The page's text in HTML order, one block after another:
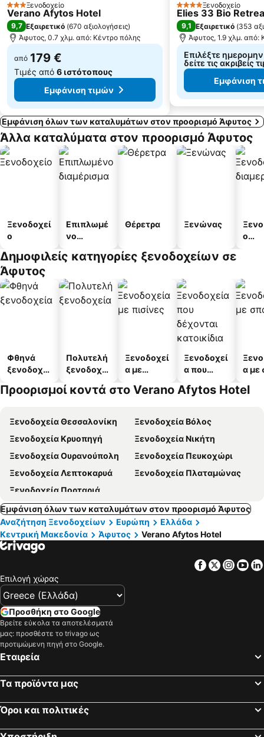
Πλατανίτσι
3 ΑστέριαΞενοδοχείο
Verano Afytos Hotel
9,7 Εξαιρετικό (670 αξιολογήσεις)
Άφυτος, 0.7 χλμ. από: Κέντρο πόλης
από 179 €
Τιμές από 6 ιστότοπους
Εμφάνιση τιμών
4 ΑστέριαΞενοδοχείο
Elies 33 Bio
9,1 Εξαιρετικό (353
Άφυτος, 1.9 χλμ. από:
Επιλέξτε
δείτε τις ακριβείς
Εμφάνιση
Εμφάνιση όλων των καταλυμάτων στον προορισμό Άφυτος
Άλλα καταλύματα στον προορισμό Άφυτος
Ξενοδοχεί
ο
Επιπλωμέ
νο
α
Θέρετρα Ξενώνας
ο
Δημοφιλείς κατηγορίες ξενοδοχείων σε
Άφυτος
Φθηνά
ξενοδοχεί
Πολυτελή
ξενοδοχεί
Ξενοδοχεί
α με
Ξενοδοχεί
α που
κατοικίδι
α με
Προορισμοί κοντά στο Verano Afytos Hotel
Ξενοδοχεία Θεσσαλονίκη
Ξενοδοχεία Βόλος
Ξενοδοχεία Κρυοπηγή
Ξενοδοχεία Νικήτη
Ξενοδοχεία Ουρανούπολη
Ξενοδοχεία Πευκοχώρι
Ξενοδοχεία Λεπτοκαρυά
Ξενοδοχεία Πλαταμώνας
Ξενοδοχεία Πορταριά
Εμφάνιση όλων των καταλυμάτων στον προορισμό Άφυτος
Αναζήτηση Ξενοδοχείων
Ευρώπη
Ελλάδα
Κεντρική Μακεδονία
Άφυτος Verano Afytos Hotel
Facebook
Twitter
Επιλογή χώρας
Προσθήκη στο Google
Βρείτε εύκολα τα αποτελέσματά
μας: προσθέστε το trivago ως
προτιμώμενη πηγή στο Google.
Εταιρεία
Τα προϊόντα μας
Όροι και πολιτικές